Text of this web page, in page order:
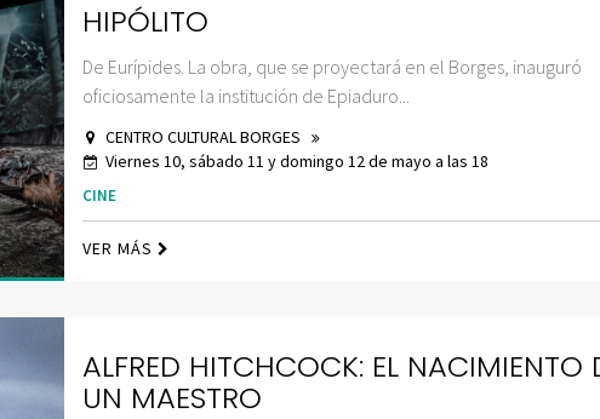
HIPÓLITO
De Eurípides. La obra, que se proyectará en el Borges, inauguró
oficiosamente la institución de Epiaduro...
CENTRO CULTURAL BORGES
Viernes 10, sábado 11 y domingo 12 de mayo a las 18
CINE
VER MÁS
ALFRED HITCHCOCK: EL NACIMIENTO
UN MAESTRO